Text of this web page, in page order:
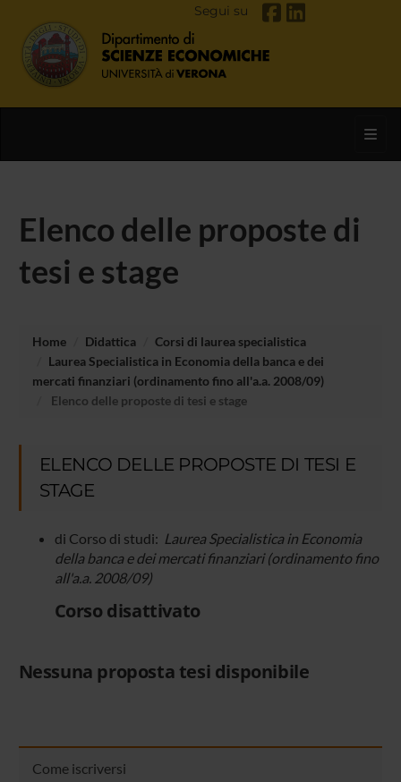
Segui su
Elenco delle proposte di
tesi e stage
Home Didattica
Corsi di laurea specialistica
Laurea Specialistica in Economia della banca e dei
mercati finanziari (ordinamento fino all'a.a. 2008/09)
Elenco delle proposte di tesi e stage
ELENCO DELLE PROPOSTE DI TESI E
STAGE
di Corso di studi: Laurea Specialistica in Economia
della banca e dei mercati finanziari (ordinamento fino
all'a.a. 2008/09)
Corso disattivato
Nessuna proposta tesi disponibile
Come iscriversi